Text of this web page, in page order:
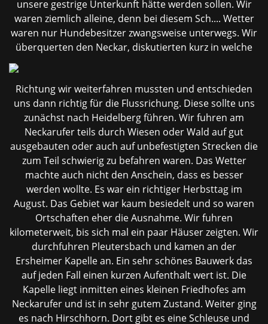
unsere gestrige Unterkunft hätte werden sollen. Wir
waren ziemlich alleine, denn bei diesem Sch.... Wetter
waren nur Hundebesitzer zwangsweise unterwegs. Wir
überquerten den Neckar, diskutierten kurz in welche
Richtung wir weiterfahren mussten und entschieden
uns dann richtig für die Flussrichung. Diese sollte uns
zunächst nach Heidelberg führen. Wir fuhren am
Neckarufer teils durch Wiesen oder Wald auf gut
ausgebauten oder auch auf unbefestigten Strecken die
zum Teil schwierig zu befahren waren. Das Wetter
machte auch nicht den Anschein, dass es besser
werden wollte. Es war ein richtiger Herbsttag im
August. Das Gebiet war kaum besiedelt und so waren
Ortschaften eher die Ausnahme. Wir fuhren
kilometerweit, bis sich mal ein paar Häuser zeigten. Wir
durchfuhren Pleutersbach und kamen an der
Ersheimer Kapelle an. Ein sehr schönes Bauwerk das
auf jeden Fall einen kurzen Aufenthalt wert ist. Die
Kapelle liegt inmitten eines kleinen Friedhofes am
Neckarufer und ist in sehr gutem Zustand. Weiter ging
es nach Hirschhorn. Dort gibt es eine Schleuse und